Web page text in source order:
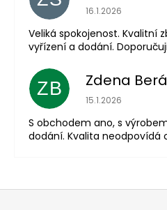
Hodnocení
16.1.2026
Veliká spokojenost. Kvalitní
vyřízení a dodání. Doporučuji
ZB Zdena
Hodnocení
15.1.2026
S obchodem ano, s
dodání. Kvalita neodpovídá
Z